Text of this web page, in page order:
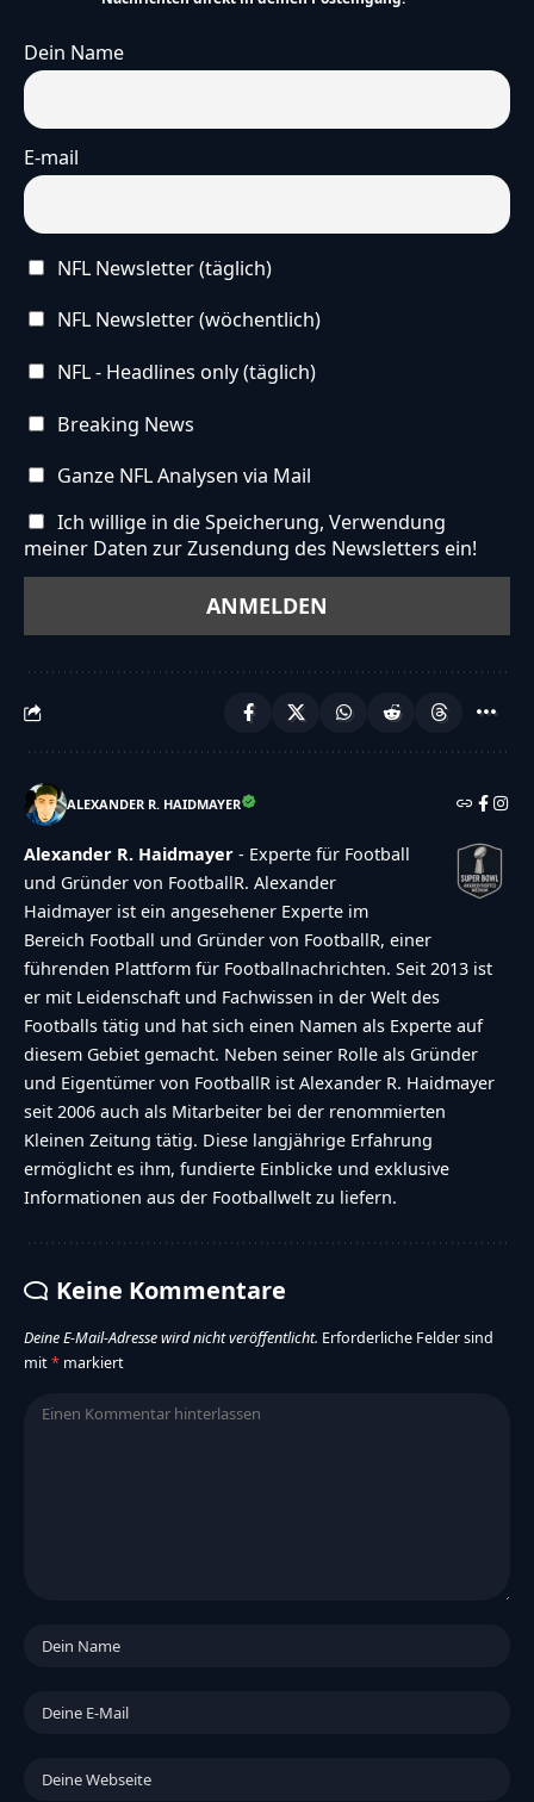
Dein Name
E-mail
NFL Newsletter (täglich)
NFL Newsletter (wöchentlich)
NFL - Headlines only (täglich)
Breaking News
Ganze NFL Analysen via Mail
Ich willige in die Speicherung, Verwendung
meiner Daten zur Zusendung des Newsletters ein!
ALEXANDER R. HAIDMAYER
Alexander R. Haidmayer - Experte für Football
und Gründer von FootballR. Alexander
Haidmayer ist ein angesehener Experte im
Bereich Football und Gründer von FootballR, einer
führenden Plattform für Footballnachrichten. Seit 2013 ist
er mit Leidenschaft und Fachwissen in der Welt des
Footballs tätig und hat sich einen Namen als Experte auf
diesem Gebiet gemacht. Neben seiner Rolle als Gründer
und Eigentümer von FootballR ist Alexander R. Haidmayer
seit 2006 auch als Mitarbeiter bei der renommierten
Kleinen Zeitung tätig. Diese langjährige Erfahrung
ermöglicht es ihm, fundierte Einblicke und exklusive
Informationen aus der Footballwelt zu liefern.
Keine Kommentare
Deine E-Mail-Adresse wird nicht veröffentlicht. Erforderliche Felder sind
mit* markiert